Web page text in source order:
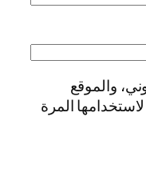
والموقع
المرة